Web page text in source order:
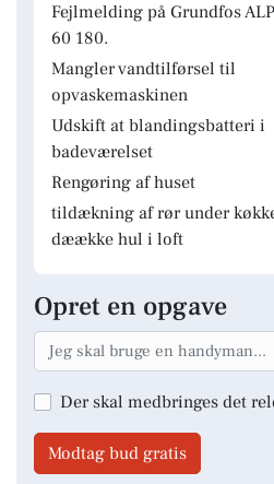
Fejlmelding på Grundfos
60 180.
Mangler vandtilførsel til
opvaskemaskinen
Udskift at blandingsbatteri i
badeværelset
Rengøring af huset
tildækning af rør under
dæække hul i loft
Opret en opgave
Der skal medbringes det
Modtag bud gratis